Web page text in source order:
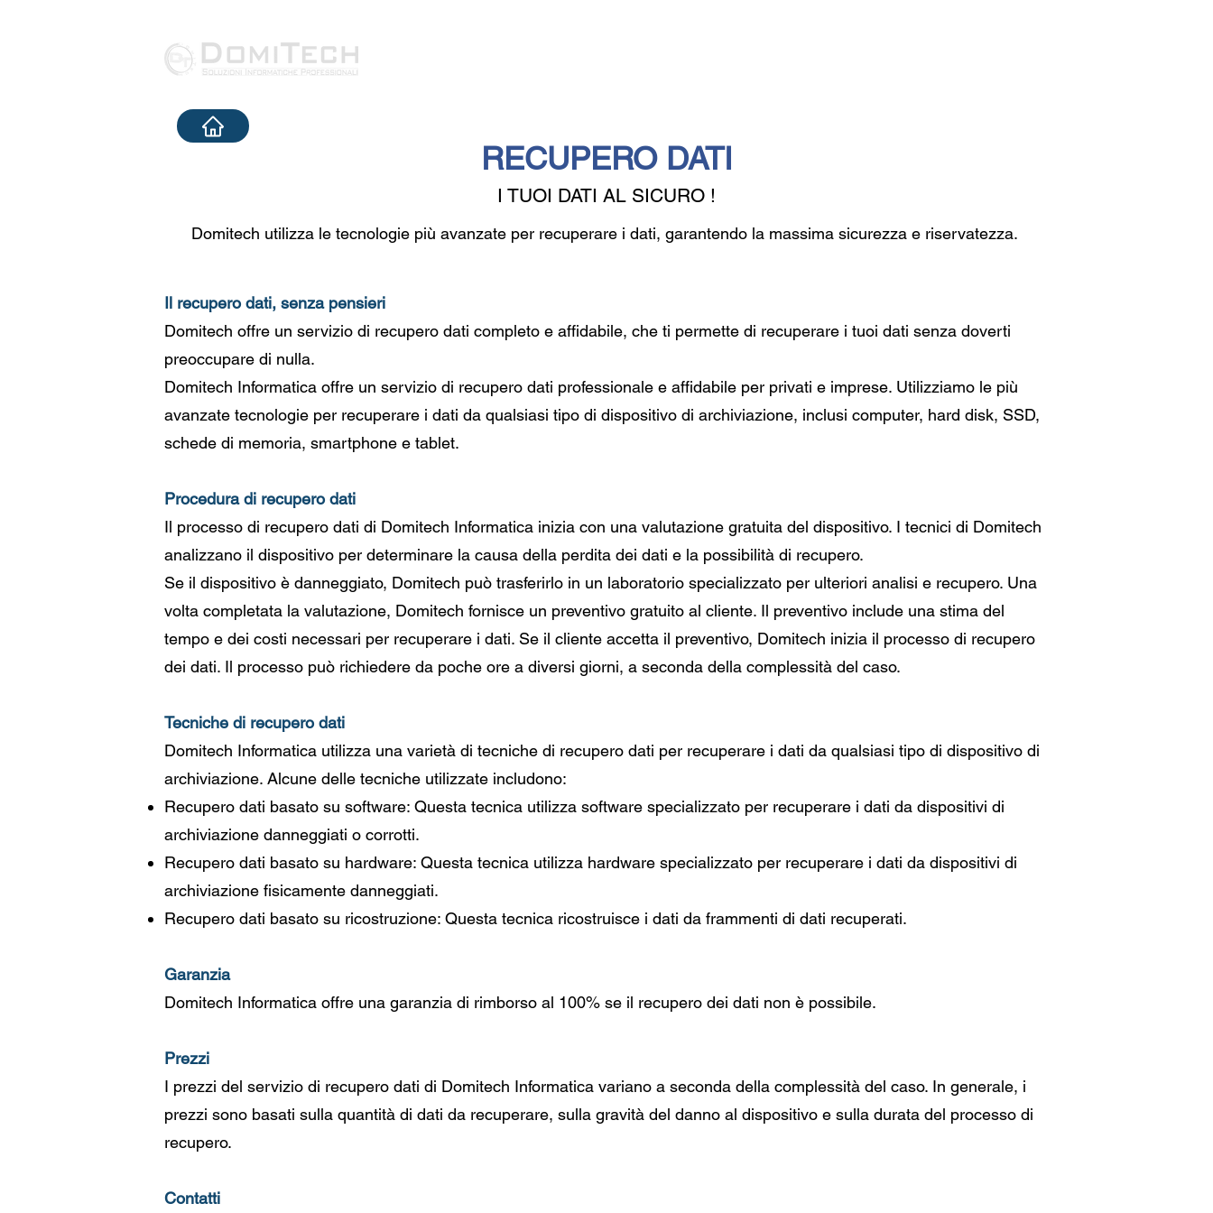
RECUPERO DATI
I TUOI DATI AL SICURO !
Domitech utilizza le tecnologie più avanzate per recuperare i dati, garantendo la massima sicurezza e riservatezza.
Il recupero dati, senza pensieri
Domitech offre un servizio di recupero dati completo e affidabile, che ti permette di recuperare i tuoi dati senza doverti
preoccupare di nulla.
Domitech Informatica offre un servizio di recupero dati professionale e affidabile per privati e imprese. Utilizziamo le più
avanzate tecnologie per recuperare i dati da qualsiasi tipo di dispositivo di archiviazione, inclusi computer, hard disk, SSD,
schede di memoria, smartphone e tablet.
Procedura di recupero dati
Il processo di recupero dati di Domitech Informatica inizia con una valutazione gratuita del dispositivo. I tecnici di Domitech
analizzano il dispositivo per determinare la causa della perdita dei dati e la possibilità di recupero.
Se il dispositivo è danneggiato, Domitech può trasferirlo in un laboratorio specializzato per ulteriori analisi e recupero. Una
volta completata la valutazione, Domitech fornisce un preventivo gratuito al cliente. Il preventivo include una stima del
tempo e dei costi necessari per recuperare i dati. Se il cliente accetta il preventivo, Domitech inizia il processo di recupero
dei dati. Il processo può richiedere da poche ore a diversi giorni, a seconda della complessità del caso.
Tecniche di recupero dati
Domitech Informatica utilizza una varietà di tecniche di recupero dati per recuperare i dati da qualsiasi tipo di dispositivo di
archiviazione. Alcune delle tecniche utilizzate includono:
Recupero dati basato su software: Questa tecnica utilizza software specializzato per recuperare i dati da dispositivi di
archiviazione danneggiati o corrotti.
Recupero dati basato su hardware: Questa tecnica utilizza hardware specializzato per recuperare i dati da dispositivi di
archiviazione fisicamente danneggiati.
Recupero dati basato su ricostruzione: Questa tecnica ricostruisce i dati da frammenti di dati recuperati.
Garanzia
Domitech Informatica offre una garanzia di rimborso al 100% se il recupero dei dati non è possibile.
Prezzi
I prezzi del servizio di recupero dati di Domitech Informatica variano a seconda della complessità del caso. In generale, i
prezzi sono basati sulla quantità di dati da recuperare, sulla gravità del danno al dispositivo e sulla durata del processo di
recupero.
Contatti